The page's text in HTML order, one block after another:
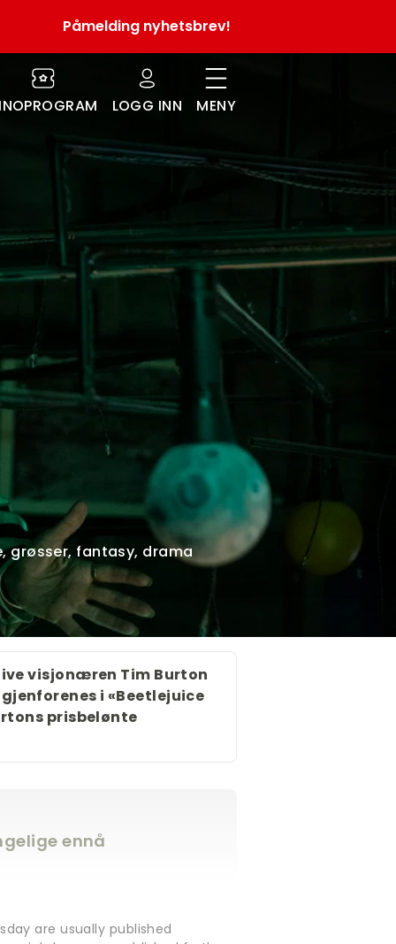
Påmelding nyhetsbrev!
LOGG INN MENY
grøsser, fantasy, drama
visjonæren Tim Burton
i «Beetlejuice
prisbelønte
ennå
are usually published